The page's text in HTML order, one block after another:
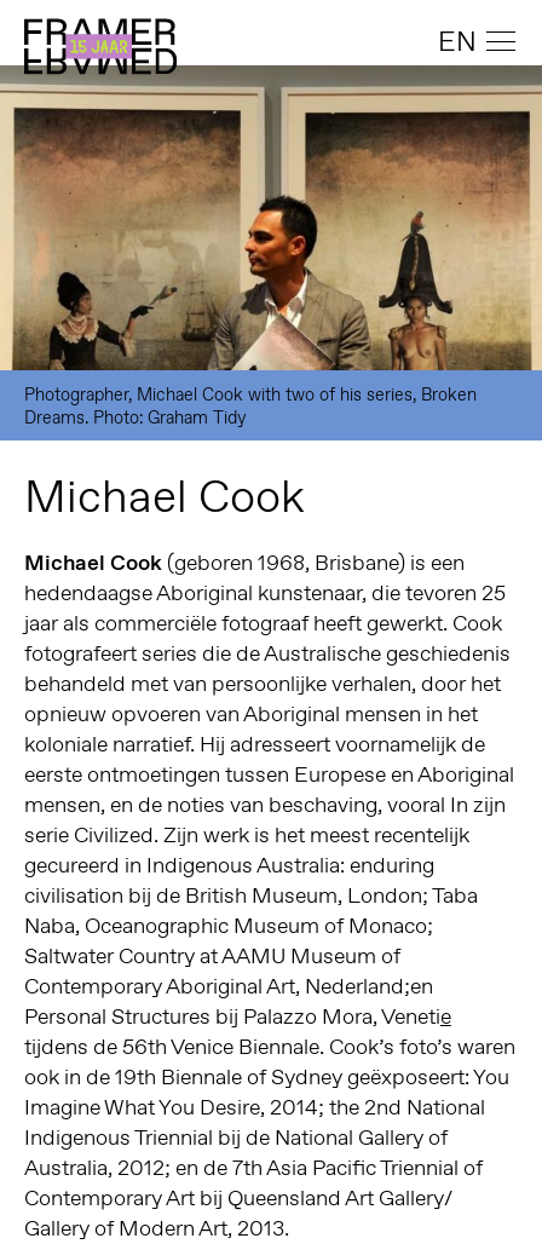
EN
Photographer, Michael Cook with two of his series, Broken
Dreams. Photo: Graham Tidy
Michael Cook
Michael Cook(geboren 1968, Brisbane) is een
hedendaagse Aboriginal kunstenaar, die tevoren 25
jaar als commerciële fotograaf heeft gewerkt. Cook
fotografeert series die de Australische geschiedenis
behandeld met van persoonlijke verhalen, door het
opnieuw opvoeren van Aboriginal mensen in het
koloniale narratief. Hij adresseert voornamelijk de
eerste ontmoetingen tussen Europese en Aboriginal
mensen, en de noties van beschaving, vooral In zijn
serie Civilized. Zijn werk is het meest recentelijk
gecureerd in Indigenous Australia: enduring
civilisation bij de British Museum, London; Taba
Naba, Oceanographic Museum of Monaco;
Saltwater Country at AAMU Museum of
Contemporary Aboriginal Art, Nederland;en
Personal Structures bij Palazzo Mora, Venetie
tijdens de 56th Venice Biennale. Cook’s foto’s waren
ook in de 19th Biennale of Sydney geëxposeert: You
Imagine What You Desire, 2014; the 2nd National
Indigenous Triennial bij de National Gallery of
Australia, 2012; en de 7th Asia Pacific Triennial of
Contemporary Art bij Queensland Art Gallery/
Gallery of Modern Art, 2013.